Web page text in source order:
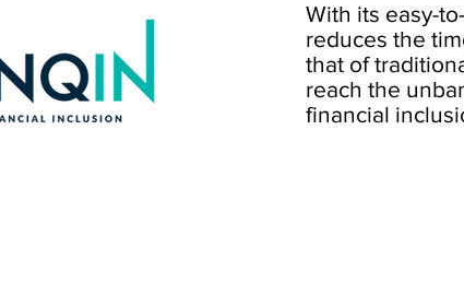
With its easy-
reduces the
that of
reach the
financial